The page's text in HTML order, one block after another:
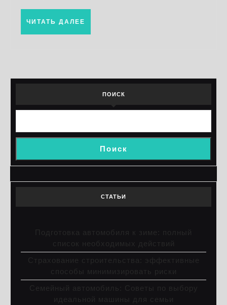
ЧИТАТЬ ДАЛЕЕ
ПОИСК
Поиск
СТАТЬИ
Подготовка автомобиля к зиме: полный
список необходимых действий
Страхование строительства: эффективные
способы минимизировать риски
Семейный автомобиль: Советы по выбору
идеальной машины для семьи